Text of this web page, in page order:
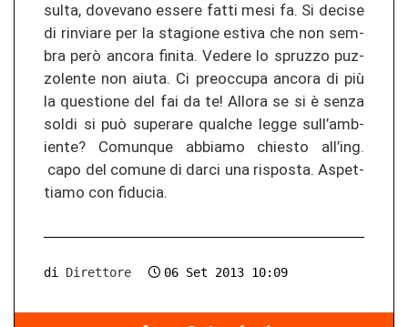
sul­ta, do­ve­va­no es­se­re fatti mesi fa. Si de­ci­se
di rin­via­re per la stagio­ne es­ti­va che non sem­
bra però an­co­ra fi­ni­ta. Ve­de­re lo spru­z­zo pu­z­
zo­len­te non aiuta. Ci pre­oc­cu­pa an­co­ra di più
la ques­tio­ne del fai da te! Al­lo­ra se si è senza
soldi si può su­pe­ra­re qual­che legge sull’amb­
ien­te? Co­mun­que ab­bia­mo chies­to all’ing.
capo del co­mu­ne di darci una ris­pos­ta. As­pet­
ti­a­mo con fi­du­cia.
di Direttore 06 Set 2013 10:09